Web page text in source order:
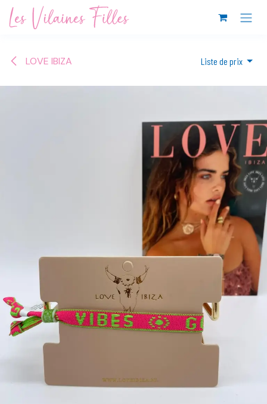
Se rendre au contenu
LOVE IBIZA Liste de prix